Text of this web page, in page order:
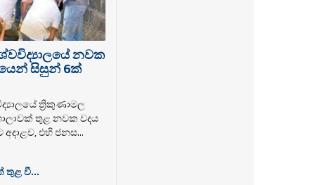
නවක
සිසුන් 6ක්
ත්‍රිකුණාමල
තුළ නවක වදය
එහි ජනස...
තුළ වී...